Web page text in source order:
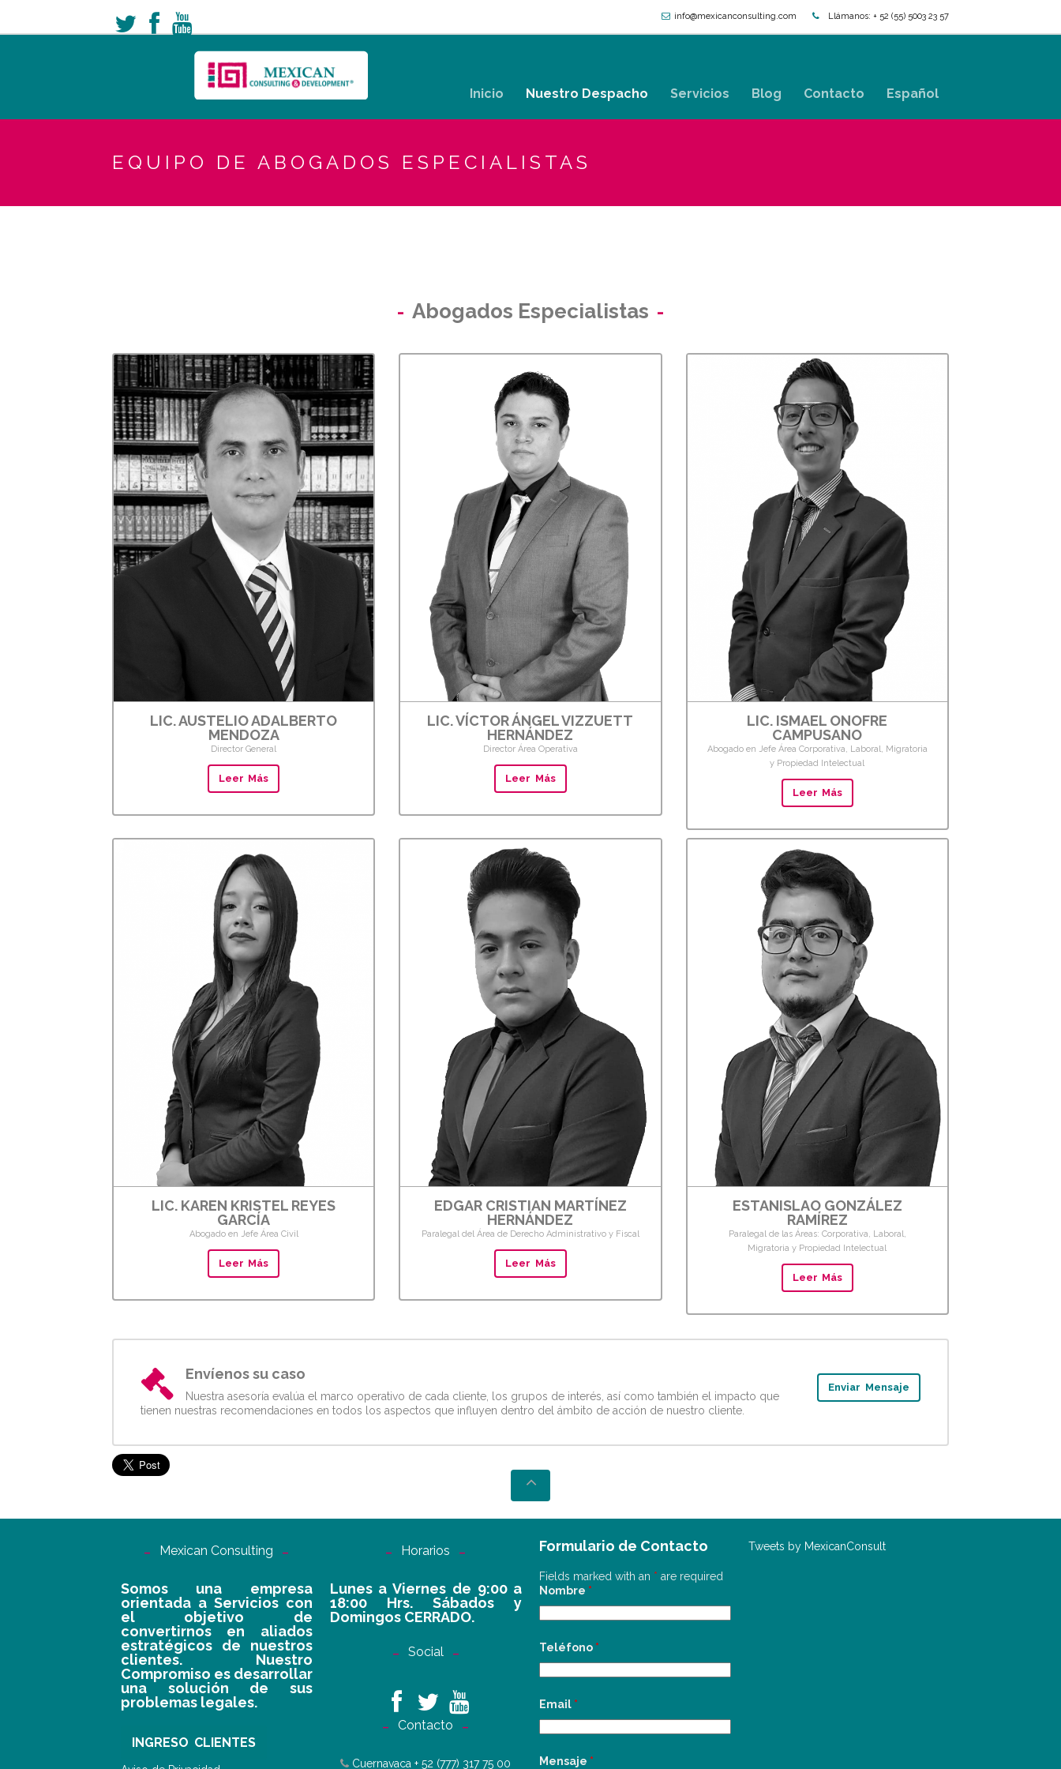
info@mexicanconsulting.com Llámanos: + 52 (55) 5003 23 57
Inicio Nuestro Despacho Servicios Blog Contacto Español
EQUIPO DE ABOGADOS ESPECIALISTAS
Abogados Especialistas
LIC. AUSTELIO ADALBERTO
MENDOZA
Director General
Leer Más
LIC. VÍCTOR ÁNGEL VIZZUETT
HERNÁNDEZ
Director Área Operativa
Leer Más
LIC. ISMAEL ONOFRE
CAMPUSANO
Abogado en Jefe Área Corporativa, Laboral, Migratoria
y Propiedad Intelectual
Leer Más
LIC. KAREN KRISTEL REYES
GARCÍA
Abogado en Jefe Área Civil
Leer Más
EDGAR CRISTIAN MARTÍNEZ
HERNÁNDEZ
Paralegal del Área de Derecho Administrativo y Fiscal
Leer Más
ESTANISLAO GONZÁLEZ
RAMÍREZ
Paralegal de las Áreas: Corporativa, Laboral,
Migratoria y Propiedad Intelectual
Leer Más
Enviar Mensaje
Envíenos su caso
Nuestra asesoría evalúa el marco operativo de cada cliente, los grupos de interés, así como también el impacto que
tienen nuestras recomendaciones en todos los aspectos que influyen dentro del ámbito de acción de nuestro cliente.
Mexican Consulting
Somos una empresa
orientada a Servicios con
el objetivo de
convertirnos en aliados
estratégicos de nuestros
clientes. Nuestro
Compromiso es desarrollar
una solución de sus
problemas legales.
INGRESO CLIENTES
Horarios
Lunes a Viernes de 9:00 a
18:00 Hrs. Sábados y
Domingos CERRADO.
Social
Contacto
Cuernavaca+ 52 (777) 317 75 00
Formulario de Contacto
Fields marked with an * are required
Nombre *
Teléfono *
Email *
Mensaje *
Tweets by MexicanConsult